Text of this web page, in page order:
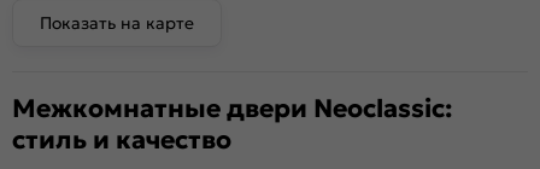
Показать на карте
Межкомнатные двери Neoclassic:
стиль и качество